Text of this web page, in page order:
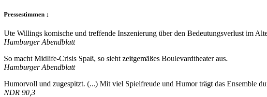
Pressestimmen ↓
Ute Willings komische und treffende Inszenierung über den Bedeutungsverlust im
Hamburger Abendblatt
So macht Midlife-Crisis Spaß, so sieht zeitgemäßes Boulevardtheater aus.
Hamburger Abendblatt
Humorvoll und zugespitzt. (...) Mit viel Spielfreude und Humor trägt das Ensemble
NDR 90,3